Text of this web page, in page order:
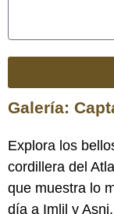
Galería:
Explora los
cordillera del
que muestra lo
día a Imlil y Asni.